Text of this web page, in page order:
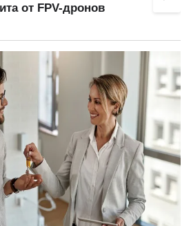
от FPV-дронов